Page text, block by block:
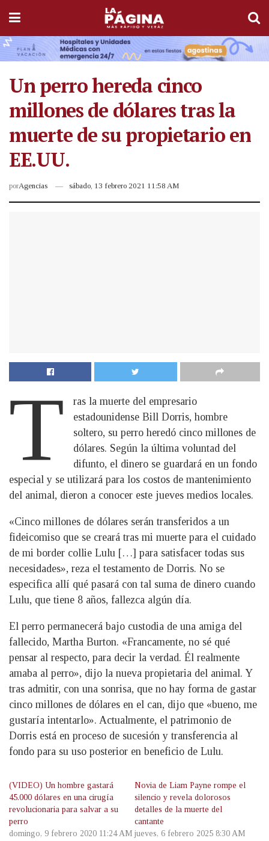
Un perro hereda cinco
millones de dólares tras la
muerte de su propietario en
EE.UU.
porAgencias sábado, 13 febrero 2021 11:58 AM
T
ras la muerte del empresario
estadounidense Bill Dorris, hombre
soltero, su perro heredó cinco millones de
dólares. Según la última voluntad del
difunto, el dinero se guardará en un fondo
especial y se utilizará para los costos de mantenimiento
del animal, dieron a conocer este jueves medios locales.
«Cinco millones de dólares serán transferidos a un
fideicomiso que se creará tras mi muerte para el cuidado
de mi border collie Lulu […] para satisfacer todas sus
necesidades», reza el testamento de Dorris. No se
especifica allí qué pasará con tal suma de dinero cuando
Lulu, que tiene 8 años, fallezca algún día.
El perro permanecerá bajo custodia de una amiga del
fallecido, Martha Burton. «Francamente, no sé qué
pensar al respecto, para decir la verdad. Él realmente
amaba al perro», dijo la nueva propietaria del animal. Y
tras admitir, con una sonrisa, que no hay forma de gastar
cinco millones de dólares en el can, dijo que «bueno, me
gustaría intentarlo». Actualmente, el patrimonio de
Dorris está en proceso de sucesión y transferencia al
fondo para su uso posterior en beneficio de Lulu.
(VIDEO) Un hombre gastará
45.000 dólares en una cirugía
revolucionaria para salvar a su
perro
domingo, 9 febrero 2020 11:24 AM
Novia de Liam Payne rompe el
silencio y revela dolorosos
detalles de la muerte del
cantante
jueves, 6 febrero 2025 8:30 AM